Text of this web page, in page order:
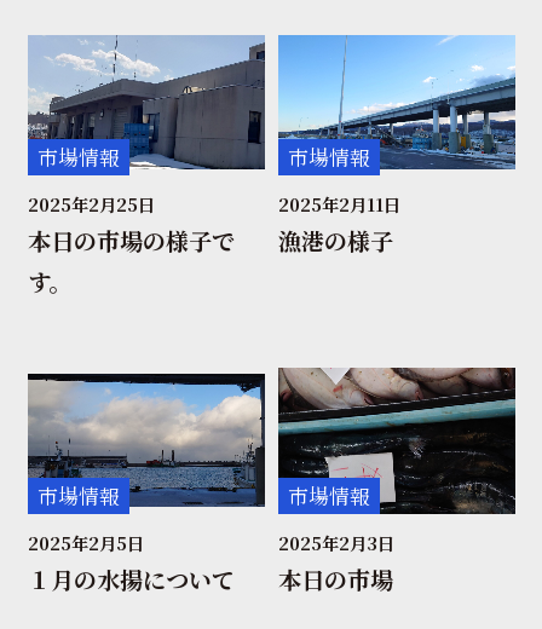
市場情報
2025年2月25日
本日の市場の様子で
す。
市場情報
2025年2月11日
漁港の様子
市場情報
2025年2月5日
１月の水揚について
市場情報
2025年2月3日
本日の市場